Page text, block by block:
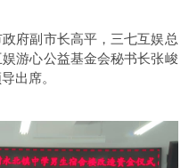
府副市长高平，三七互娱总
游心公益基金会秘书长张峻
出席。